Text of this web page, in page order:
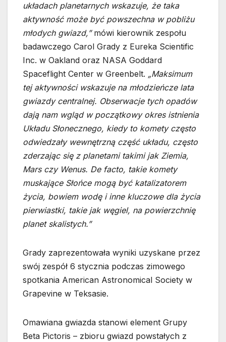
układach planetarnych wskazuje, że taka
aktywność może być powszechna w pobliżu
młodych gwiazd,”mówi kierownik zespołu
badawczego Carol Grady z Eureka Scientific
Inc. w Oakland oraz NASA Goddard
Spaceflight Center w Greenbelt. „Maksimum
tej aktywności wskazuje na młodzieńcze lata
gwiazdy centralnej. Obserwacje tych opadów
dają nam wgląd w początkowy okres istnienia
Układu Słonecznego, kiedy to komety często
odwiedzały wewnętrzną część układu, często
zderzając się z planetami takimi jak Ziemia,
Mars czy Wenus. De facto, takie komety
muskające Słońce mogą być katalizatorem
życia, bowiem wodę i inne kluczowe dla życia
pierwiastki, takie jak węgiel, na powierzchnię
planet skalistych.”
Grady zaprezentowała wyniki uzyskane przez
swój zespół 6 stycznia podczas zimowego
spotkania American Astronomical Society w
Grapevine w Teksasie.
Omawiana gwiazda stanowi element Grupy
Beta Pictoris – zbioru gwiazd powstałych z